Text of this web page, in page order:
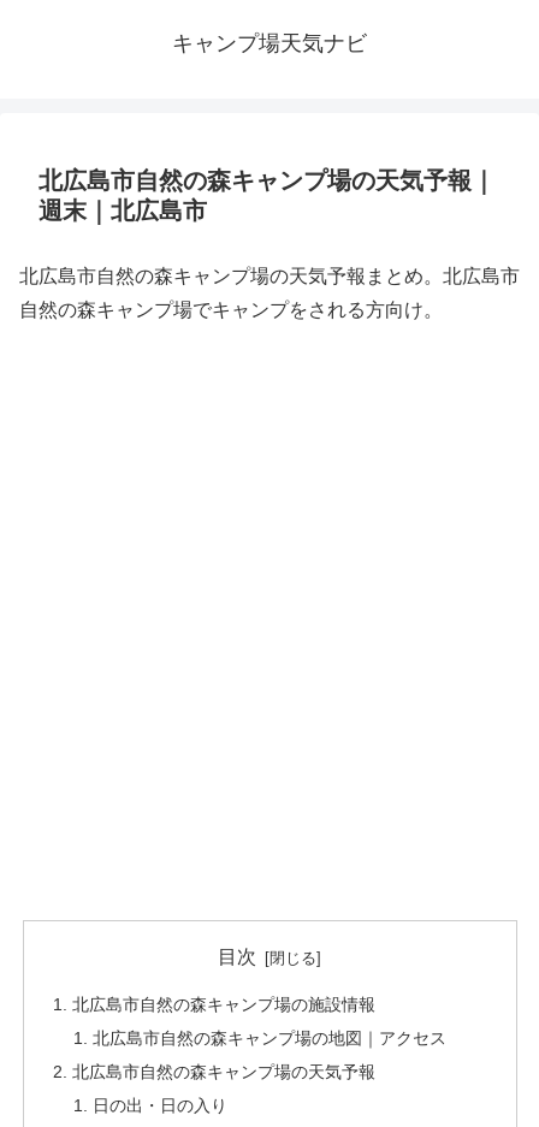
キャンプ場天気ナビ
北広島市自然の森キャンプ場の天気予報｜
週末｜北広島市
北広島市自然の森キャンプ場の天気予報まとめ。北広島市
自然の森キャンプ場でキャンプをされる方向け。
目次
北広島市自然の森キャンプ場の施設情報
北広島市自然の森キャンプ場の地図｜アクセス
北広島市自然の森キャンプ場の天気予報
日の出・日の入り